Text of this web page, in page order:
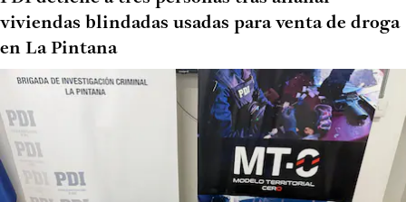
viviendas blindadas usadas para venta de droga
en La Pintana